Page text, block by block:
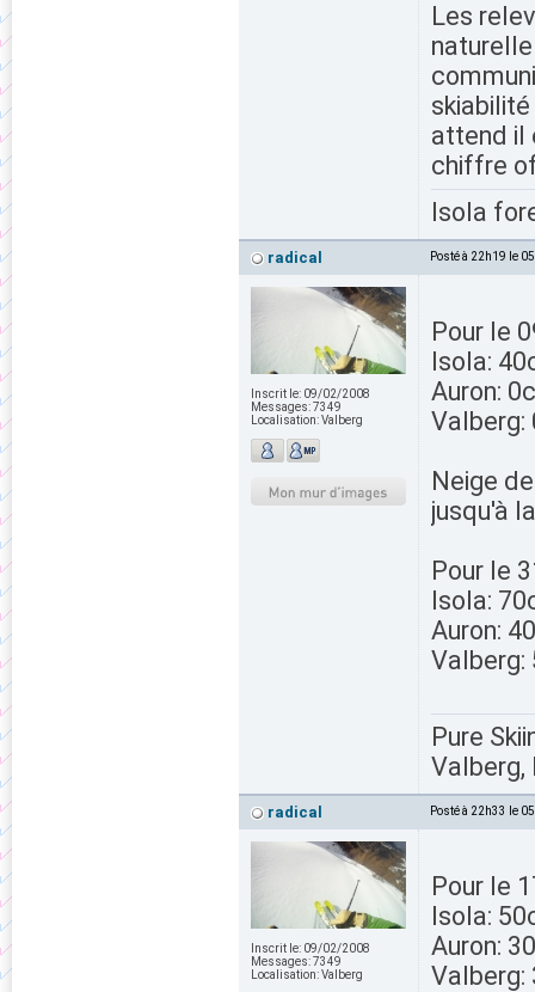
Les
attend il
chiffre
Isola
radical Posté à 22h19 le
Inscrit le: 09/02/2008
Messages:7349
Localisation:Valberg
Pour le
Isola:
Auron:
Valberg:
Neige
jusqu'à
Pour le
Isola:
Auron:
Valberg:
Pure
Valberg,
radical Posté à 22h33 le
Inscrit le: 09/02/2008
Messages:7349
Localisation:Valberg
Pour le
Isola:
Auron:
Valberg: